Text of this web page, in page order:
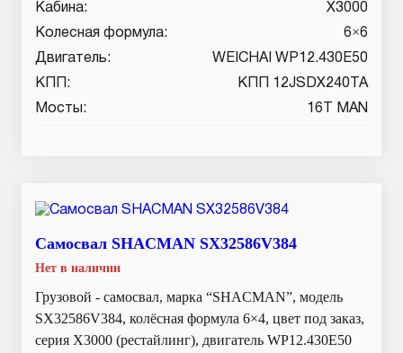
Кабина:
X3000
Колесная формула:
6×6
Двигатель:
WEICHAI WP12.430E50
КПП:
КПП 12JSDX240TA
Мосты:
16T MAN
Самосвал SHACMAN SX32586V384
Нет в наличии
Грузовой - самосвал, марка “SHACMAN”, модель
SX32586V384, колёсная формула 6×4, цвет под заказ,
серия X3000 (рестайлинг), двигатель WP12.430E50